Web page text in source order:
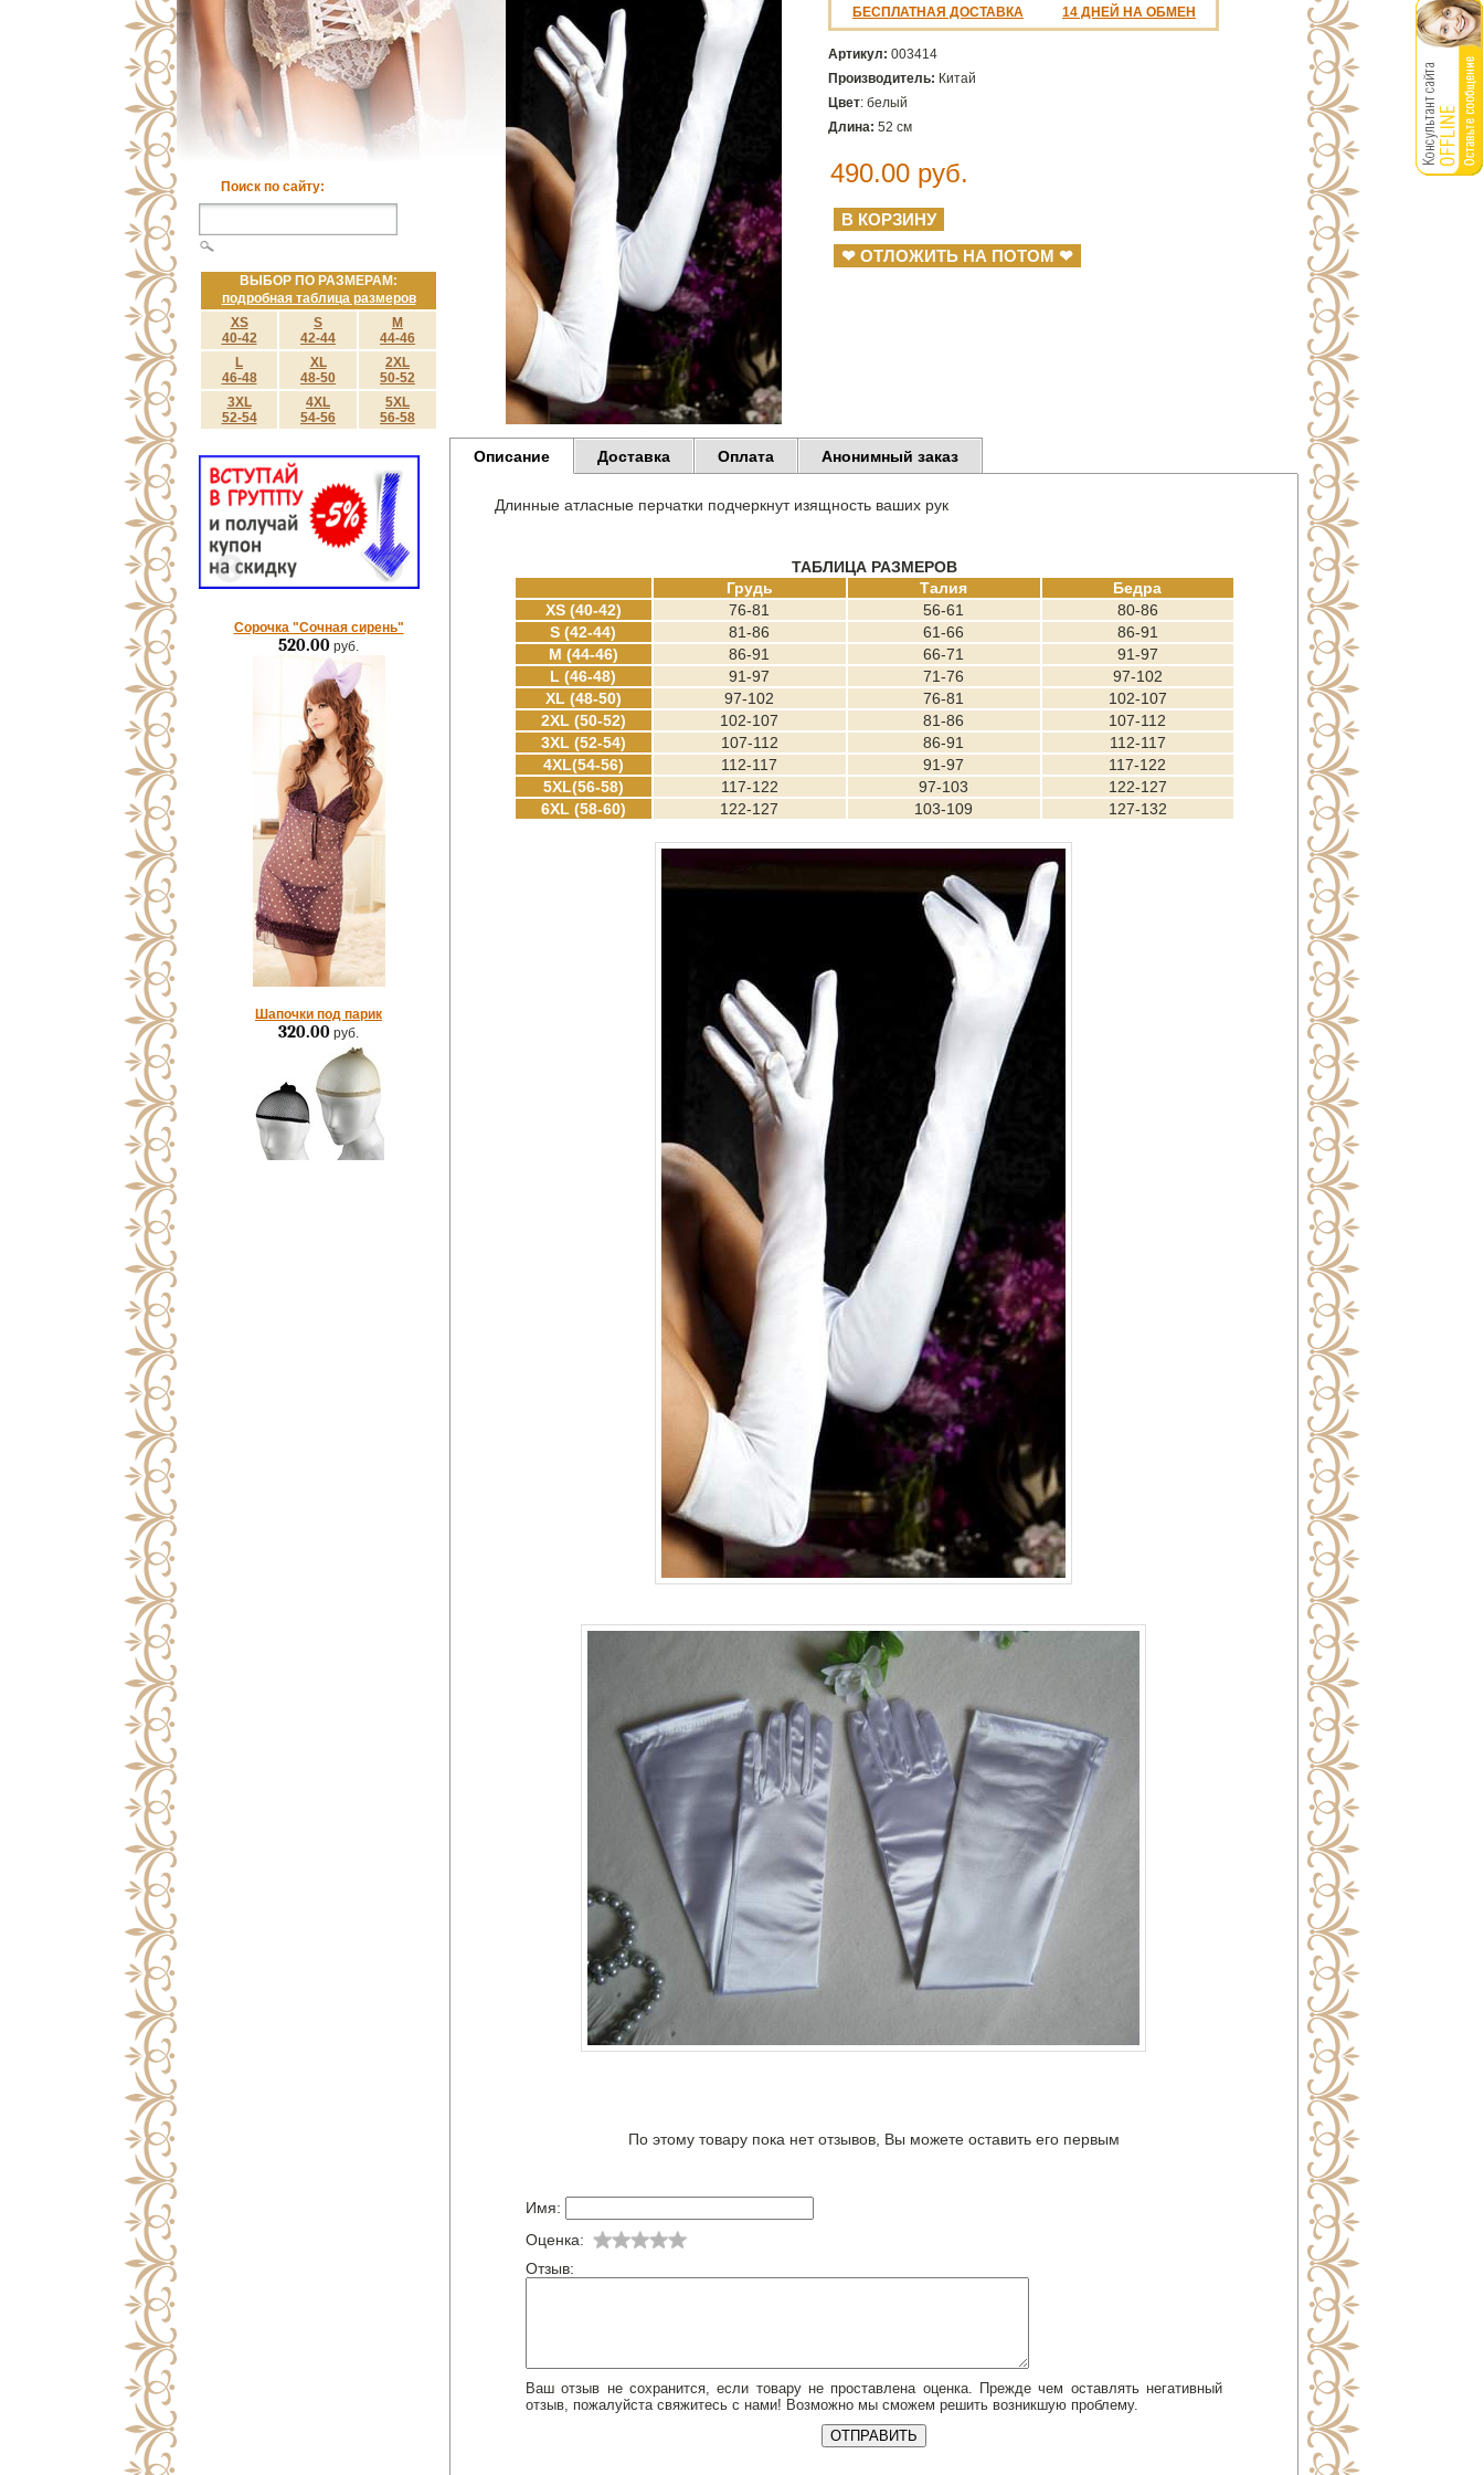
Поиск по сайту:
ВЫБОР ПО РАЗМЕРАМ:
подробная таблица размеров
XS
40-42
S
42-44
M
44-46
L
46-48
XL
48-50
2XL
50-52
3XL
52-54
4XL
54-56
5XL
56-58
Сорочка "Сочная сирень"
520.00 руб.
Шапочки под парик
320.00 руб.
БЕСПЛАТНАЯ ДОСТАВКА 14 ДНЕЙ НА ОБМЕН
Артикул: 003414
Производитель: Китай
Цвет: белый
Длина: 52 см
490.00руб.
❤ ОТЛОЖИТЬ НА ПОТОМ ❤
Описание Доставка Оплата Анонимный заказ
Длинные атласные перчатки подчеркнут изящность ваших рук
ТАБЛИЦА РАЗМЕРОВ
Грудь
Талия
Бедра
XS (40-42)
76-81 56-61
80-86
S (42-44)
81-86 61-66
86-91
M (44-46)
86-91 66-71
91-97
L (46-48)
91-97 71-76
97-102
XL (48-50)
97-102 76-81
102-107
2XL (50-52)
102-107 81-86
107-112
3XL (52-54)
107-112 86-91
112-117
4XL(54-56)
112-117 91-97
117-122
5XL(56-58)
117-122 97-103
122-127
6XL (58-60)
122-127 103-109 127-132
По этому товару пока нет отзывов, Вы можете оставить его первым
Имя:
Оценка:
Отзыв:
Ваш отзыв не сохранится, если товару не проставлена оценка. Прежде чем оставлять негативный
отзыв, пожалуйста свяжитесь с нами! Возможно мы сможем решить возникшую проблему.